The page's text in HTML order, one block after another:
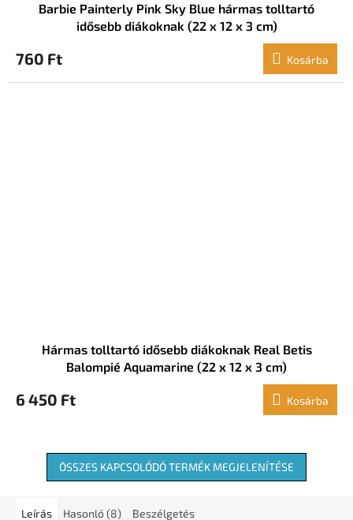
Barbie Painterly Pink Sky Blue hármas tolltartó
idősebb diákoknak (22 x 12 x 3 cm)
760 Ft Kosárba
Hármas tolltartó idősebb diákoknak Real Betis
Balompié Aquamarine (22 x 12 x 3 cm)
6 450 Ft Kosárba
ÖSSZES KAPCSOLÓDÓ TERMÉK MEGJELENÍTÉSE
Leírás Hasonló (8) Beszélgetés